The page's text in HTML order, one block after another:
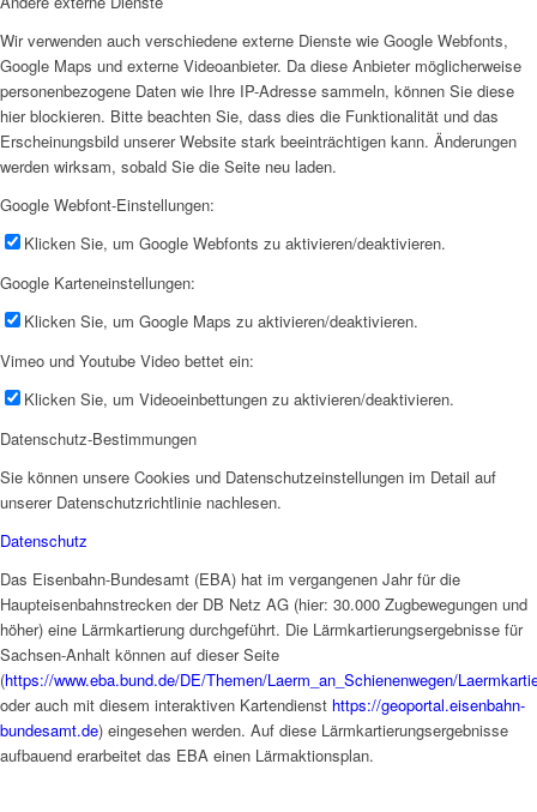
Wir verwenden auch verschiedene externe Dienste wie Google Webfonts,
Google Maps und externe Videoanbieter. Da diese Anbieter möglicherweise
personenbezogene Daten wie Ihre IP-Adresse sammeln, können Sie diese
hier blockieren. Bitte beachten Sie, dass dies die Funktionalität und das
Erscheinungsbild unserer Website stark beeinträchtigen kann. Änderungen
werden wirksam, sobald Sie die Seite neu laden.
Google Webfont-Einstellungen:
Klicken Sie, um Google Webfonts zu aktivieren/deaktivieren.
Google Karteneinstellungen:
Klicken Sie, um Google Maps zu aktivieren/deaktivieren.
Vimeo und Youtube Video bettet ein:
Klicken Sie, um Videoeinbettungen zu aktivieren/deaktivieren.
Datenschutz-Bestimmungen
Sie können unsere Cookies und Datenschutzeinstellungen im Detail auf
unserer Datenschutzrichtlinie nachlesen.
Datenschutz
Das Eisenbahn-Bundesamt (EBA) hat im vergangenen Jahr für die
Haupteisenbahnstrecken der DB Netz AG (hier: 30.000 Zugbewegungen und
höher) eine Lärmkartierung durchgeführt. Die Lärmkartierungsergebnisse für
Sachsen-Anhalt können auf dieser Seite
(https://www.eba.bund.de/DE/Themen/Laerm_an_Schienenwegen/
oder auch mit diesem interaktiven Kartendienst https://geoportal.eisenbahn-
bundesamt.de) eingesehen werden. Auf diese Lärmkartierungsergebnisse
aufbauend erarbeitet das EBA einen Lärmaktionsplan.